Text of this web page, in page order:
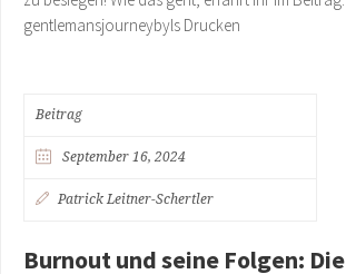
gentlemansjourneybyls Drucken
Beitrag
September 16, 2024
Patrick Leitner-Schertler
Burnout und seine Folgen: Die